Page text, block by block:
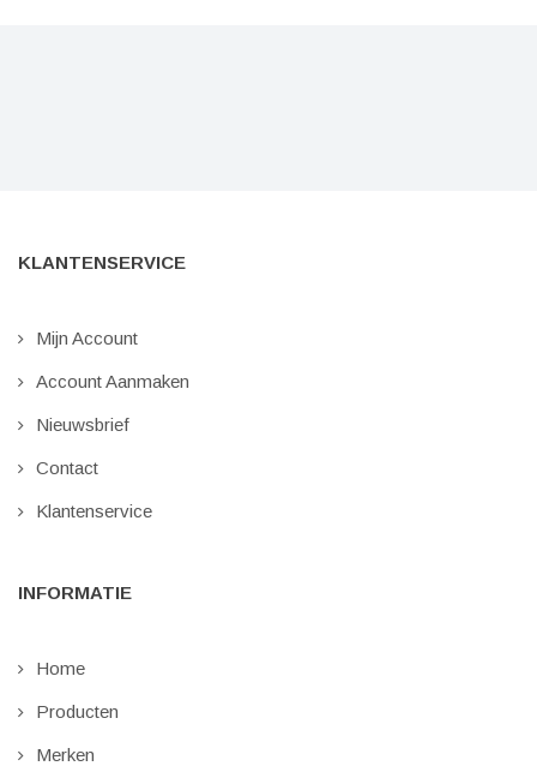
KLANTENSERVICE
Mijn Account
Account Aanmaken
Nieuwsbrief
Contact
Klantenservice
INFORMATIE
Home
Producten
Merken